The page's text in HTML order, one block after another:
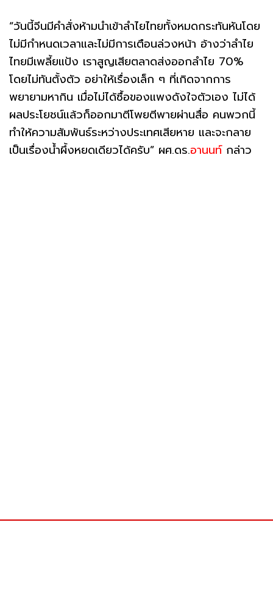
“วันนี้จีนมีคำสั่งห้ามนำเข้าลำไยไทยทั้งหมดกระทันหันโดย
ไม่มีกำหนดเวลาและไม่มีการเตือนล่วงหน้า อ้างว่าลำไย
ไทยมีเพลี้ยแป้ง เราสูญเสียตลาดส่งออกลำไย 70%
โดยไม่ทันตั้งตัว อย่าให้เรื่องเล็ก ๆ ที่เกิดจากการ
พยายามหากิน เมื่อไม่ได้ซื้อของแพงดังใจตัวเอง ไม่ได้
ผลประโยชน์แล้วก็ออกมาตีโพยตีพายผ่านสื่อ คนพวกนี้
ทำให้ความสัมพันธ์ระหว่างประเทศเสียหาย และจะกลาย
เป็นเรื่องน้ำผึ้งหยดเดียวได้ครับ” ผศ.ดร.อานนท์ กล่าว